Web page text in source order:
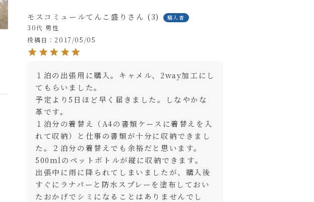
close
モスコミュールてんこ盛り 3 購入者
30代 男性
投稿日
2017/05/05
１泊の出張用に購入。キャメル、2way加工にし
てもらいました。
予定より5日ほど早く届きました。しなやかな
革です。
１泊分の着替え（A4の書類ケースに着替えを入
れて収納）と仕事の書類が十分に収納できまし
た。２泊分の着替えでも余裕だと思います。
500mlのペットボトルが縦に収納できます。
出張中に雨に降られてしまいましたが、購入後
すぐにラナパーと防水スプレーを塗布しておい
たおかげでシミになることはありませんでし